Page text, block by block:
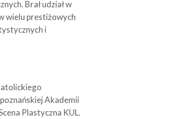
Brał udział w
wielu prestiżowych
i
Akademii
Plastyczna KUL.